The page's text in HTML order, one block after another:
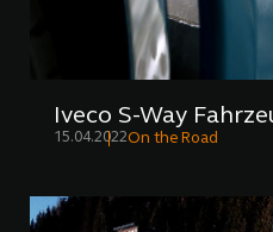
Iveco S-Way
15.04.2022On the Road